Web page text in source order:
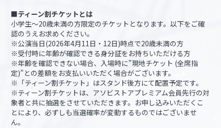
■ティーン割チケットとは
小学生～20歳未満の方限定のチケットとなります。以下をご確
認のうえお求めください。
※公演当日(2026年4月11日・12日)時点で20歳未満の方
※受付時に年齢が確認できる身分証をお持ちいただける方
※年齢を確認できない場合、入場時に”現地チケット (全席指
定)”との差額をお支払いいただく場合がございます。
※「ティーン割チケット」はスタンド後方にて配置予定です。
※ティーン割チケットは、アソビストアプレミアム会員先行の対
象者と共に抽選をさせていただきます。お申し込みいただくこ
とにより、必ずしも当選確率が変動するものではございませ
ん。